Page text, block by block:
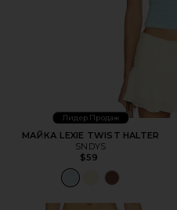
Лидер Продаж
МАЙКА LEXIE TWIST HALTER
SNDYS
$59